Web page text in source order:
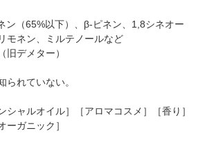
ン（65%以下）、β-ピネン、1,8シネオー
モネン、ミルテノールなど
旧デメター）
られていない。
シャルオイル］［アロマコスメ］［香り］
ーガニック］